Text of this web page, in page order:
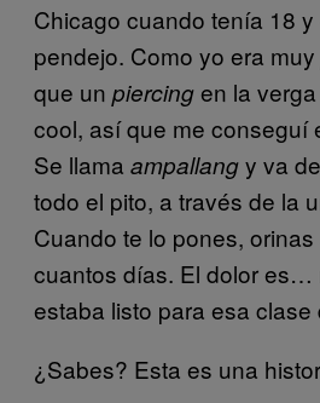
Chicago cuando tenía 18
pendejo. Como yo era muy
que un piercing en la
cool, así que me conseguí
Se llama ampallangy va
todo el pito, a través de la
Cuando te lo pones,
cuantos días. El dolor es…
estaba listo para esa clase
¿Sabes? Esta es una